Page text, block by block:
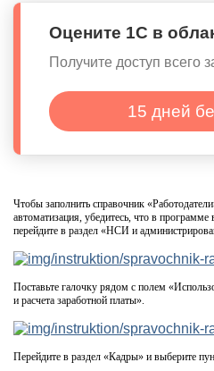
Оцените 1С в
Получите доступ всего
15 дней
Чтобы заполнить справочник
автоматизация, убедитесь, что в программе
перейдите в раздел «НСИ и
Поставьте галочку рядом с полем
и расчета заработной платы».
Перейдите в раздел «Кадры» и выберите